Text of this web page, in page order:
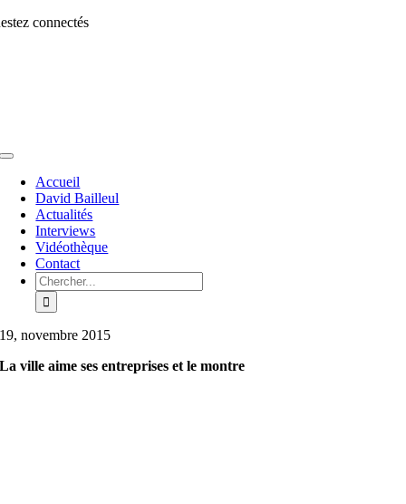
Allerconnectés
Toggle
NavigationAccueil
David Bailleul
Actualités
Interviews
Vidéothèque
Contact
Rechercher:
19, novembre 2015
La ville aime ses entreprises et le montre